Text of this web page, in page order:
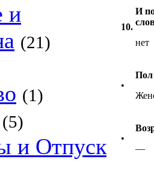
и
(21)
(1)
(5)
и Отпуск
10.
И
нет
•
Пол
•
—